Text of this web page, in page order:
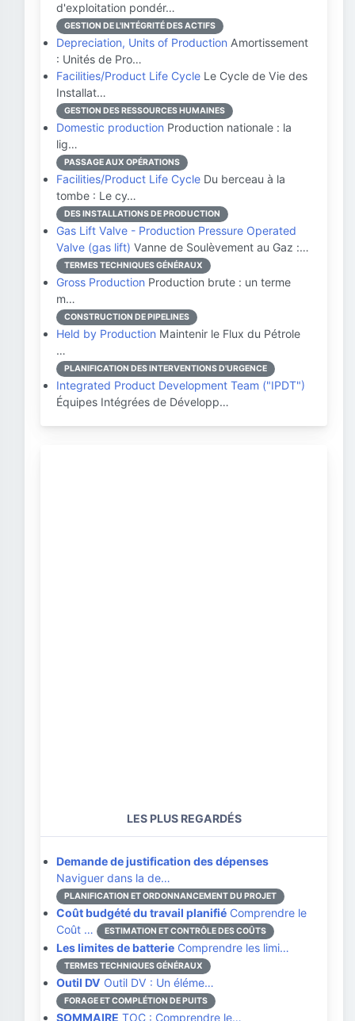
d'exploitation pondér…
GESTION DE L'INTÉGRITÉ DES ACTIFS
Depreciation, Units of Production Amortissement
: Unités de Pro…
Facilities/Product Life Cycle Le Cycle de Vie des
Installat…
GESTION DES RESSOURCES HUMAINES
Domestic production Production nationale : la
lig…
PASSAGE AUX OPÉRATIONS
Facilities/Product Life Cycle Du berceau à la
tombe : Le cy…
DES INSTALLATIONS DE PRODUCTION
Gas Lift Valve - Production Pressure Operated
Valve (gas lift) Vanne de Soulèvement au Gaz :…
TERMES TECHNIQUES GÉNÉRAUX
Gross Production Production brute : un terme
m…
CONSTRUCTION DE PIPELINES
Held by Production Maintenir le Flux du Pétrole
…
PLANIFICATION DES INTERVENTIONS D'URGENCE
Integrated Product Development Team ("IPDT")
Équipes Intégrées de Développ…
LES PLUS REGARDÉS
Demande de justification des dépenses
Naviguer dans la de…
PLANIFICATION ET ORDONNANCEMENT DU PROJET
Coût budgété du travail planifié Comprendre le
Coût …
ESTIMATION ET CONTRÔLE DES COÛTS
Les limites de batterie Comprendre les limi…
TERMES TECHNIQUES GÉNÉRAUX
Outil DV Outil DV : Un éléme…
FORAGE ET COMPLÉTION DE PUITS
SOMMAIRE TOC : Comprendre le…